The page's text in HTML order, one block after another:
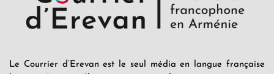
Le Courrier d’Erevan est le seul média en langue française